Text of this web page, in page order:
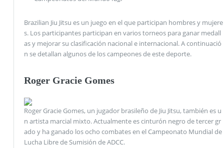
Brazilian Jiu Jitsu es un juego en el que participan hombres y mujere
s. Los participantes participan en varios torneos para ganar medall
as y mejorar su clasificación nacional e internacional. A continuació
n se detallan algunos de los campeones de este deporte.
Roger Gracie Gomes
Roger Gracie Gomes, un jugador brasileño de Jiu Jitsu, también es u
n artista marcial mixto. Actualmente es cinturón negro de tercer gr
ado y ha ganado los ocho combates en el Campeonato Mundial de
Lucha Libre de Sumisión de ADCC.